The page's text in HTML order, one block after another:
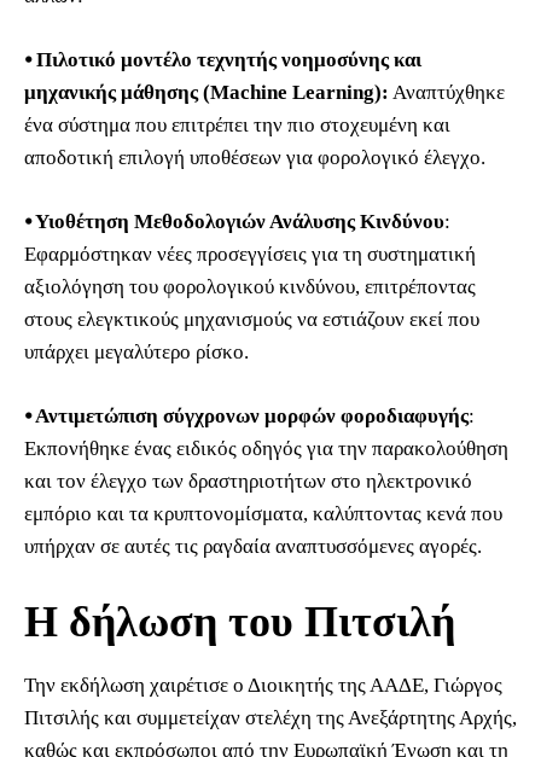
⦁ Πιλοτικό μοντέλο τεχνητής νοημοσύνης και
μηχανικής μάθησης (Machine Learning): Αναπτύχθηκε
ένα σύστημα που επιτρέπει την πιο στοχευμένη και
αποδοτική επιλογή υποθέσεων για φορολογικό έλεγχο.
⦁ Υιοθέτηση Μεθοδολογιών Ανάλυσης Κινδύνου:
Εφαρμόστηκαν νέες προσεγγίσεις για τη συστηματική
αξιολόγηση του φορολογικού κινδύνου, επιτρέποντας
στους ελεγκτικούς μηχανισμούς να εστιάζουν εκεί που
υπάρχει μεγαλύτερο ρίσκο.
⦁ Αντιμετώπιση σύγχρονων μορφών φοροδιαφυγής:
Εκπονήθηκε ένας ειδικός οδηγός για την παρακολούθηση
και τον έλεγχο των δραστηριοτήτων στο ηλεκτρονικό
εμπόριο και τα κρυπτονομίσματα, καλύπτοντας κενά που
υπήρχαν σε αυτές τις ραγδαία αναπτυσσόμενες αγορές.
Η δήλωση του Πιτσιλή
Την εκδήλωση χαιρέτισε ο Διοικητής της ΑΑΔΕ, Γιώργος
Πιτσιλής και συμμετείχαν στελέχη της Ανεξάρτητης Αρχής,
καθώς και εκπρόσωποι από την Ευρωπαϊκή Ένωση και τη